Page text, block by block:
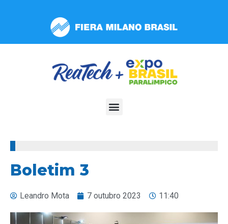
inclui
Boletim 3
Leandro Mota 7 outubro 2023 11:40